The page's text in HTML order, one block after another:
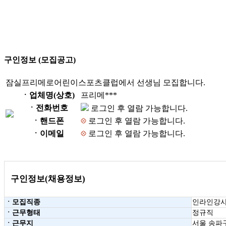
구인정보 (모집공고)
잠실프리메로어린이스포츠클럽에서 선생님 모집합니다.
ㆍ업체명(상호)
프리메***
ㆍ전화번호
로그인 후 열람 가능합니다.
ㆍ핸드폰
로그인 후 열람 가능합니다.
ㆍ이메일
로그인 후 열람 가능합니다.
구인정보(채용정보)
ㆍ모집직종
인라인강
ㆍ근무형태
정규직
ㆍ근무지
서울 송파